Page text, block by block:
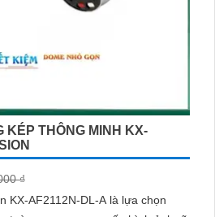
KÉP THÔNG MINH KX-
₫
KX-AF2112N-DL-A là lựa chọn